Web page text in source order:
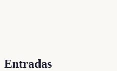
Entradas